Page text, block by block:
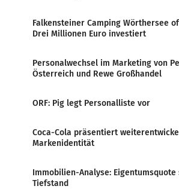
Falkensteiner Camping Wörthersee
Drei Millionen Euro investiert
Personalwechsel im Marketing von
Österreich und Rewe Großhandel
ORF: Pig legt Personalliste vor
Coca-Cola präsentiert
Markenidentität
Immobilien-Analyse:
Tiefstand